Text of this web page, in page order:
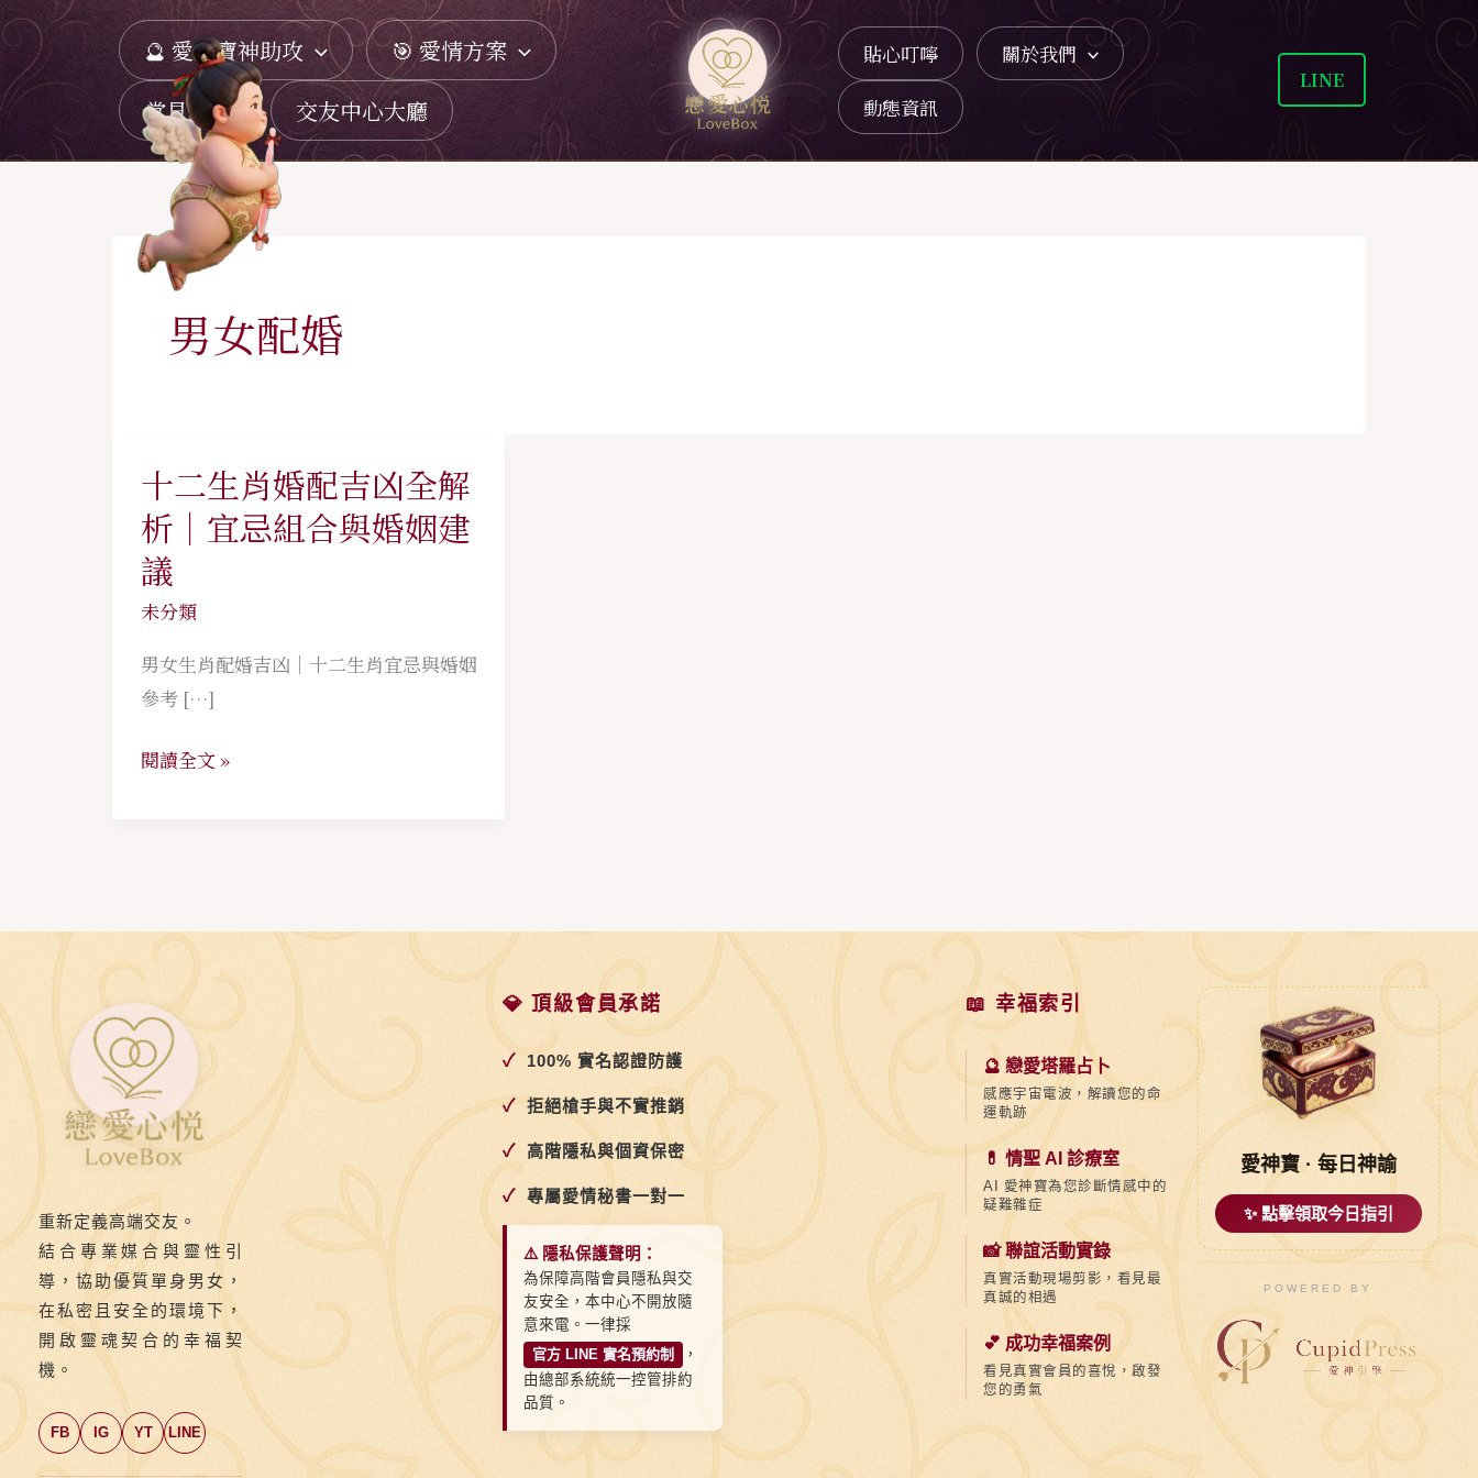
跳
至
主
要
內
🔮 愛神寶神助攻
🎯 愛情方案
常見問題
交友中心大廳
貼心叮嚀
關於我們
動態資訊
LINE
男女配婚
十二生肖婚配吉凶全解
析｜宜忌組合與婚姻建
議
未分類
男女生肖配婚吉凶｜十二生肖宜忌與婚姻
參考 […]
十
二
生
肖
婚
吉
全
與
婚
姻
建
議
閱讀全文 »
重新定義高端交友。
結合專業媒合與靈性引
導，協助優質單身男女，
在私密且安全的環境下，
開啟靈魂契合的幸福契
機。
FB IG YT LINE
💎 頂級會員承諾
✓ 100% 實名認證防護
✓ 拒絕槍手與不實推銷
✓ 高階隱私與個資保密
✓ 專屬愛情秘書一對一
⚠️ 隱私保護聲明：
為保障高階會員隱私與交
友安全，本中心不開放隨
意來電。一律採
官方 LINE 實名預約制
，
由總部系統統一控管排約
品質。
📖 幸福索引
🔮 戀愛塔羅占卜
感應宇宙電波，解讀您的命
運軌跡
💊 情聖 AI 診療室
AI 愛神寶為您診斷情感中的
疑難雜症
📸 聯誼活動實錄
真實活動現場剪影，看見最
真誠的相遇
💕 成功幸福案例
看見真實會員的喜悅，啟發
您的勇氣
愛神寶 · 每日神諭
✨ 點擊領取今日指引
POWERED BY